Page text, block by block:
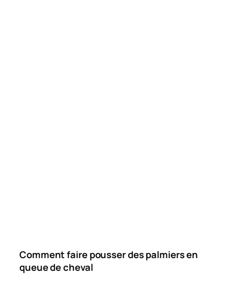
Comment faire pousser des palmiers en
queue de cheval